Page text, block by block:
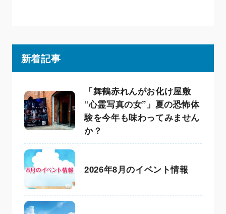
新着記事
「舞鶴赤れんがお化け屋敷
“心霊写真の女”」夏の恐怖体
験を今年も味わってみません
か？
2026年8月のイベント情報